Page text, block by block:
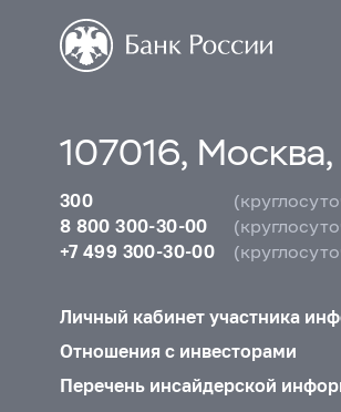
107016,
300
8 800 300-30-00
+7 499 300-30-00
Личный кабинет участника
Отношения с инвесторами
Перечень инсайдерской